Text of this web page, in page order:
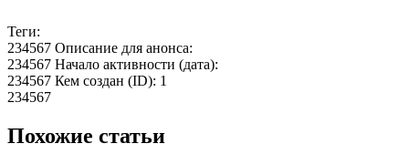
Теги:
234567 Описание для анонса:
234567 Начало активности (дата):
234567 Кем создан (ID): 1
234567
Похожие статьи